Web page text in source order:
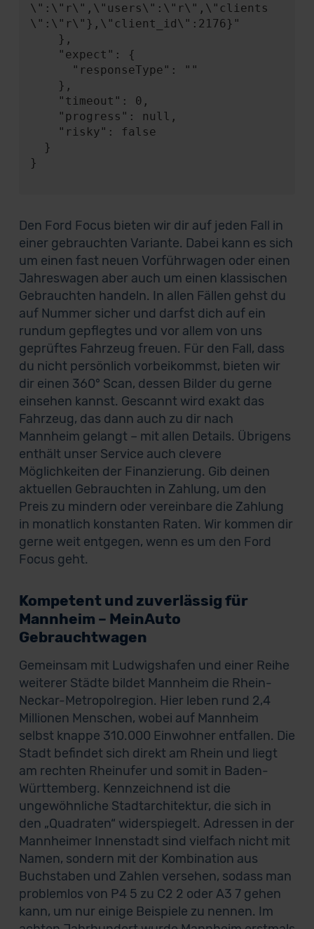
\":\"r\",\"users\":\"r\",\"clients
\":\"r\"},\"client_id\":2176}"
}
Den Ford Focus bieten wir dir auf jeden Fall in
einer gebrauchten Variante. Dabei kann es sich
um einen fast neuen Vorführwagen oder einen
Jahreswagen aber auch um einen klassischen
Gebrauchten handeln. In allen Fällen gehst du
auf Nummer sicher und darfst dich auf ein
rundum gepflegtes und vor allem von uns
geprüftes Fahrzeug freuen. Für den Fall, dass
du nicht persönlich vorbeikommst, bieten wir
dir einen 360° Scan, dessen Bilder du gerne
einsehen kannst. Gescannt wird exakt das
Fahrzeug, das dann auch zu dir nach
Mannheim gelangt – mit allen Details. Übrigens
enthält unser Service auch clevere
Möglichkeiten der Finanzierung. Gib deinen
aktuellen Gebrauchten in Zahlung, um den
Preis zu mindern oder vereinbare die Zahlung
in monatlich konstanten Raten. Wir kommen dir
gerne weit entgegen, wenn es um den Ford
Focus geht.
Kompetent und zuverlässig für
Mannheim – MeinAuto
Gebrauchtwagen
Gemeinsam mit Ludwigshafen und einer Reihe
weiterer Städte bildet Mannheim die Rhein-
Neckar-Metropolregion. Hier leben rund 2,4
Millionen Menschen, wobei auf Mannheim
selbst knappe 310.000 Einwohner entfallen. Die
Stadt befindet sich direkt am Rhein und liegt
am rechten Rheinufer und somit in Baden-
Württemberg. Kennzeichnend ist die
ungewöhnliche Stadtarchitektur, die sich in
den „Quadraten“ widerspiegelt. Adressen in der
Mannheimer Innenstadt sind vielfach nicht mit
Namen, sondern mit der Kombination aus
Buchstaben und Zahlen versehen, sodass man
problemlos von P4 5 zu C2 2 oder A3 7 gehen
kann, um nur einige Beispiele zu nennen. Im